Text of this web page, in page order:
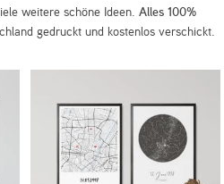
weitere schöne Ideen. Alles 100%
gedruckt und kostenlos verschickt.